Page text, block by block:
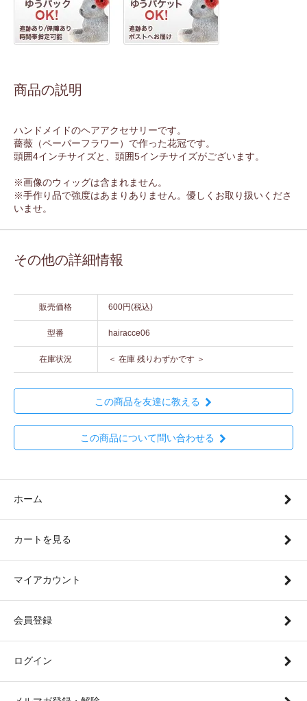
商品の説明
ハンドメイドのヘアアクセサリーです。
薔薇（ペーパーフラワー）で作った花冠です。
頭囲4インチサイズと、頭囲5インチサイズがございます。
※画像のウィッグは含まれません。
※手作り品で強度はあまりありません。優しくお取り扱いくださ
いませ。
その他の詳細情報
販売価格 600円(税込)
型番 hairacce06
在庫状況 ＜ 在庫 残りわずかです ＞
この商品を友達に教える
この商品について問い合わせる
ホーム
カートを見る
マイアカウント
会員登録
ログイン